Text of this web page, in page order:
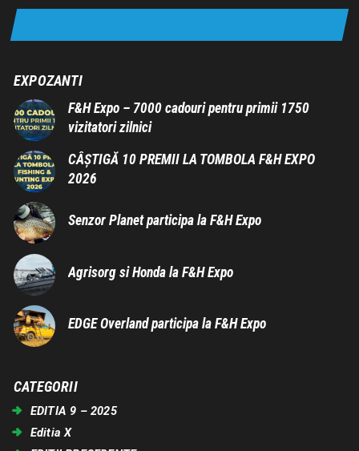
EXPOZANTI
F&H Expo – 7000 cadouri pentru primii 1750
vizitatori zilnici
CÂȘTIGĂ 10 PREMII LA TOMBOLA F&H EXPO
2026
Senzor Planet participa la F&H Expo
Agrisorg si Honda la F&H Expo
EDGE Overland participa la F&H Expo
CATEGORII
EDITIA 9 – 2025
Editia X